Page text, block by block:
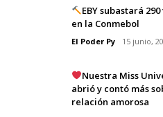
EBY subastará
en la Conmebol
El Poder Py 15 junio,
Nuestra Miss
abrió y contó más
relación amorosa